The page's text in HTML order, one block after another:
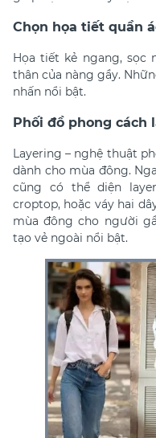
Chọn họa tiết quần
Họa tiết kẻ ngang, sọc
thân của nàng gầy.
nhấn nổi bật.
Phối đồ phong cách
Layering – nghệ thuật
dành cho mùa đông.
cũng có thể diện
croptop, hoặc váy hai
mùa đông cho người
tạo vẻ ngoài nổi bật.